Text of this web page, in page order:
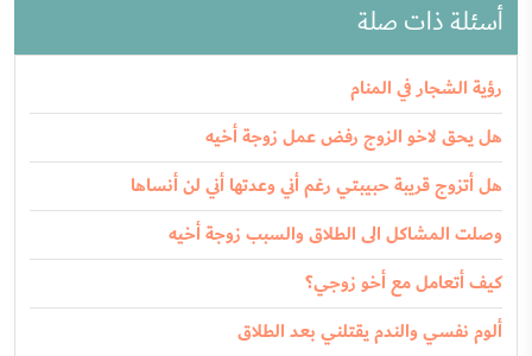
أسئلة ذات صلة
رؤية الشجار في المنام
هل يحق لاخو الزوج رفض عمل زوجة أخيه
هل أتزوج قريبة حبيبتي رغم أني وعدتها أني لن أنساها
وصلت المشاكل الى الطلاق والسبب زوجة أخيه
كيف أتعامل مع أخو زوجي؟
ألوم نفسي والندم يقتلني بعد الطلاق